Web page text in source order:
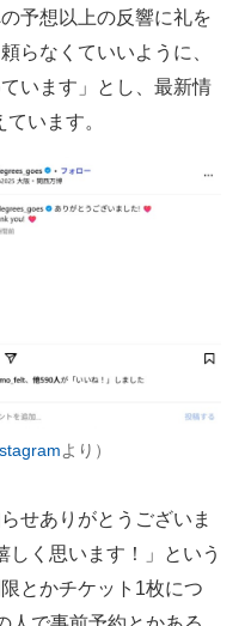
予想以上の反響に礼を
らなくていいように、
います」とし、最新情
います。
より）
せありがとうございま
しく思います！」という
とかチケット1枚につ